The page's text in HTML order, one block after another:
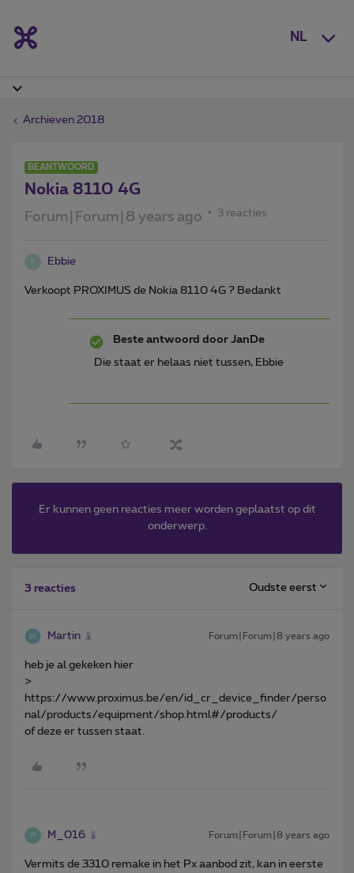
NL
Archieven 2018
BEANTWOORD
Nokia 8110 4G
Forum|Forum|8 years ago 3 reacties
E Ebbie
Verkoopt PROXIMUS de Nokia 8110 4G ? Bedankt
Beste antwoord door JanDe
Die staat er helaas niet tussen, Ebbie
Er kunnen geen reacties meer worden geplaatst op dit
onderwerp.
3 reacties Oudste eerst
Martin Forum|Forum|8 years ago
heb je al gekeken hier
>
https://www.proximus.be/en/id_cr_device_finder/perso
nal/products/equipment/shop.html#/products/
of deze er tussen staat.
M M_016 Forum|Forum|8 years ago
Vermits de 3310 remake in het Px aanbod zit, kan in eerste